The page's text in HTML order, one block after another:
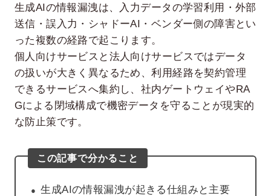
在宅率
66%
2026年7月時点
社員数
1,290
2026年6月時点
生成AIの情報漏洩は、入力データの学習利用・外部
送信・誤入力・シャドーAI・ベンダー側の障害とい
った複数の経路で起こります。
個人向けサービスと法人向けサービスではデータ
の扱いが大きく異なるため、利用経路を契約管理
できるサービスへ集約し、社内ゲートウェイやRA
Gによる閉域構成で機密データを守ることが現実的
な防止策です。
この記事で分かること
生成AIの情報漏洩が起きる仕組みと主要